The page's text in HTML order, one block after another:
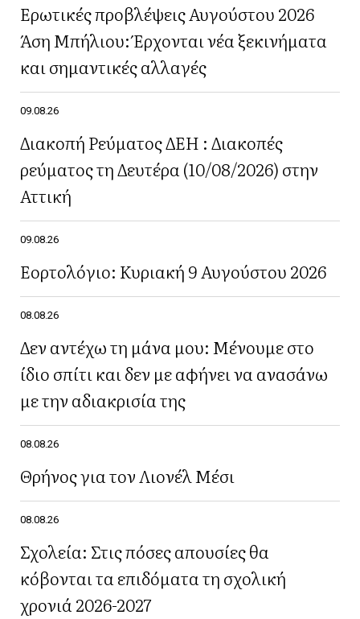
Ερωτικές προβλέψεις Αυγούστου 2026
Άση Μπήλιου: Έρχονται νέα ξεκινήματα
και σημαντικές αλλαγές
09.08.26
Διακοπή Ρεύματος ΔΕΗ : Διακοπές
ρεύματος τη Δευτέρα (10/08/2026) στην
Αττική
09.08.26
Εορτολόγιο: Κυριακή 9 Αυγούστου 2026
08.08.26
Δεν αντέχω τη μάνα μου: Μένουμε στο
ίδιο σπίτι και δεν με αφήνει να ανασάνω
με την αδιακρισία της
08.08.26
Θρήνος για τον Λιονέλ Μέσι
08.08.26
Σχολεία: Στις πόσες απουσίες θα
κόβονται τα επιδόματα τη σχολική
χρονιά 2026-2027